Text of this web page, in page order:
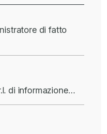
di fatto
di informazione…